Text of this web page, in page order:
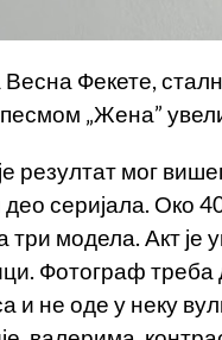
Фекете,
„Жена”
резултат мог
серијала. Око
три модела. Акт је
Фотограф треба
и не оде у неку